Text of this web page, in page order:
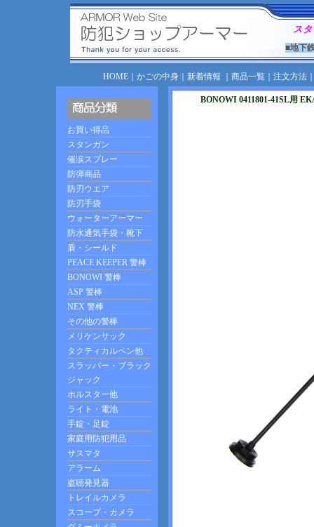
ス
■地下
HOME｜ かごの中身｜ 新着情報 商品一覧｜ 注文方法
BONOWI 0411801-41SL用